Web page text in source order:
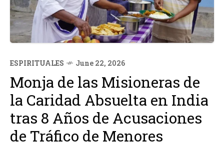
ESPIRITUALES June 22, 2026
Monja de las Misioneras de
la Caridad Absuelta en India
tras 8 Años de Acusaciones
de Tráfico de Menores